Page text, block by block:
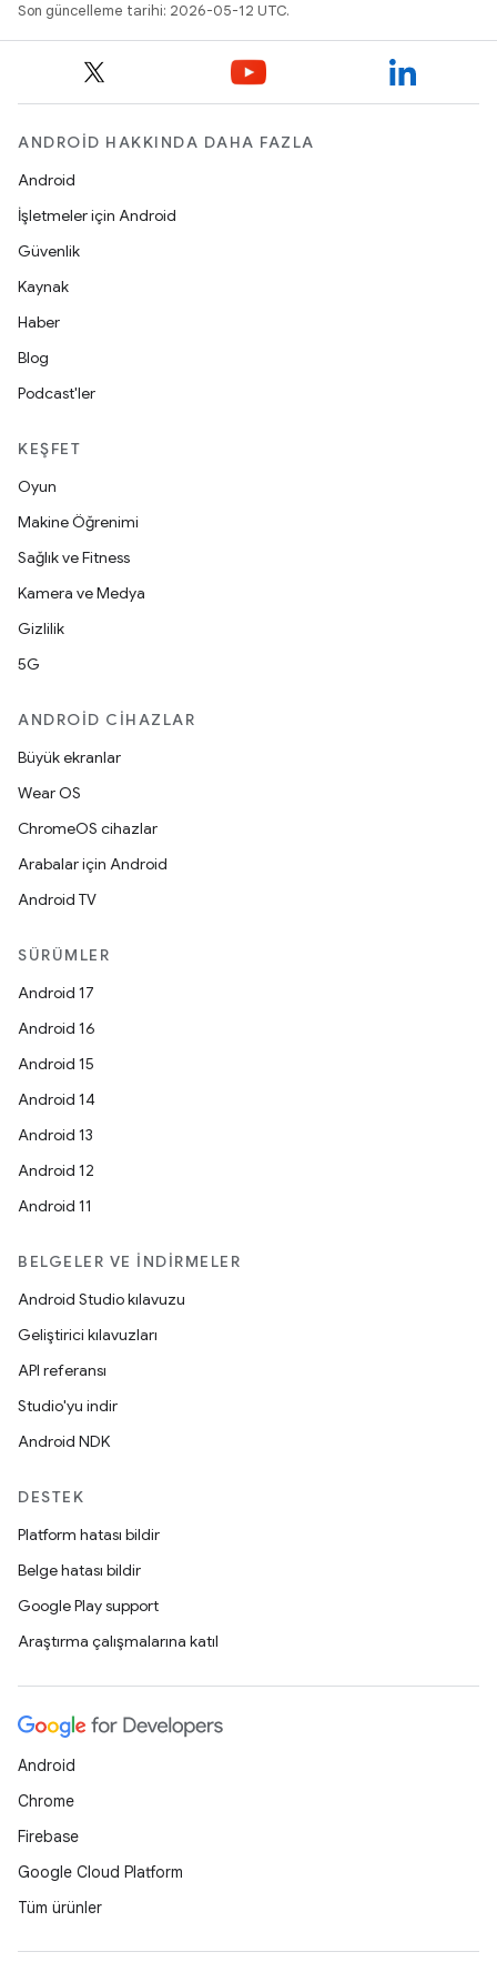
Son güncelleme tarihi: 2026-05-12 UTC.
ANDROID HAKKINDA DAHA FAZLA
Android
İşletmeler için Android
Güvenlik
Kaynak
Haber
Blog
Podcast'ler
KEŞFET
Oyun
Makine Öğrenimi
Sağlık ve Fitness
Kamera ve Medya
Gizlilik
5G
ANDROID CIHAZLAR
Büyük ekranlar
Wear OS
ChromeOS cihazlar
Arabalar için Android
Android TV
SÜRÜMLER
Android 17
Android 16
Android 15
Android 14
Android 13
Android 12
Android 11
BELGELER VE İNDIRMELER
Android Studio kılavuzu
Geliştirici kılavuzları
API referansı
Studio'yu indir
Android NDK
DESTEK
Platform hatası bildir
Belge hatası bildir
Google Play support
Araştırma çalışmalarına katıl
Android
Chrome
Firebase
Google Cloud Platform
Tüm ürünler